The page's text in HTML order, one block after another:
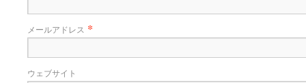
メールアドレス *
ウェブサイト